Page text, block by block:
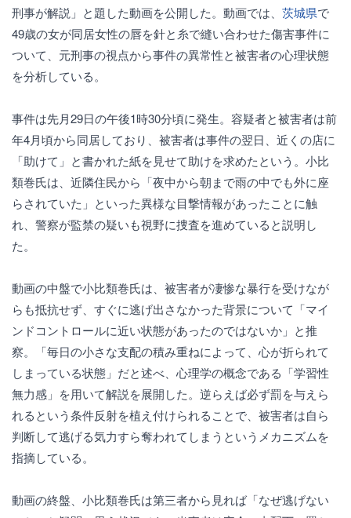
刑事が解説」と題した動画を公開した。動画では、 茨城県で
49歳の女が同居女性の唇を針と糸で縫い合わせた傷害事件に
ついて、元刑事の視点から事件の異常性と被害者の心理状態
を分析している。
事件は先月29日の午後1時30分頃に発生。容疑者と被害者は前
年4月頃から同居しており、被害者は事件の翌日、近くの店に
「助けて」と書かれた紙を見せて助けを求めたという。小比
類巻氏は、近隣住民から「夜中から朝まで雨の中でも外に座
らされていた」といった異様な目撃情報があったことに触
れ、警察が監禁の疑いも視野に捜査を進めていると説明し
た。
動画の中盤で小比類巻氏は、被害者が凄惨な暴行を受けなが
らも抵抗せず、すぐに逃げ出さなかった背景について「マイ
ンドコントロールに近い状態があったのではないか」と推
察。「毎日の小さな支配の積み重ねによって、心が折られて
しまっている状態」だと述べ、心理学の概念である「学習性
無力感」を用いて解説を展開した。逆らえば必ず罰を与えら
れるという条件反射を植え付けられることで、被害者は自ら
判断して逃げる気力すら奪われてしまうというメカニズムを
指摘している。
動画の終盤、小比類巻氏は第三者から見れば「なぜ逃げない